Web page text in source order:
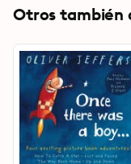
Otros también